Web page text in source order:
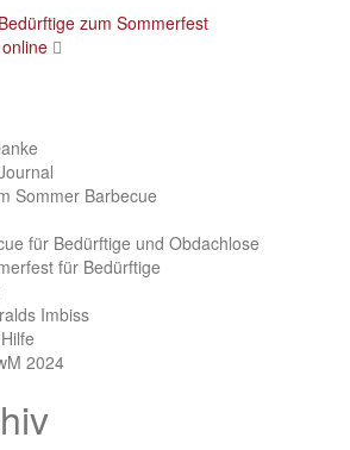
zum Sommerfest
Sommer Barbecue
für Bedürftige und Obdachlose
für Bedürftige
Imbiss
2024